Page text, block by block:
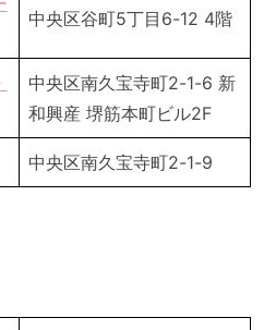
中央区谷町5丁目6-12 4階
中央区南久宝寺町2-1-6 新
和興産 堺筋本町ビル2F
中央区南久宝寺町2-1-9